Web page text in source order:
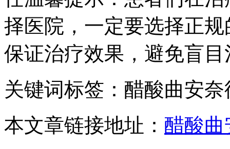
择医院，一定要选择正
保证治疗效果，避免盲
关键词标签：醋酸曲安
本文章链接地址： 醋酸